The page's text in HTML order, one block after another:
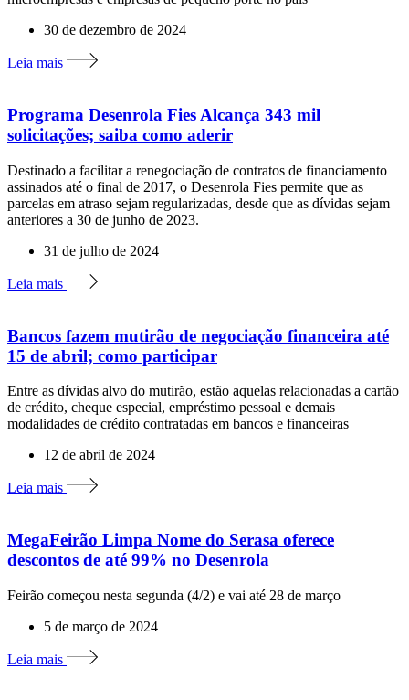
30 de dezembro de 2024
Leia mais
Programa Desenrola Fies Alcança 343 mil
solicitações; saiba como aderir
Destinado a facilitar a renegociação de contratos de financiamento
assinados até o final de 2017, o Desenrola Fies permite que as
parcelas em atraso sejam regularizadas, desde que as dívidas sejam
anteriores a 30 de junho de 2023.
31 de julho de 2024
Leia mais
Bancos fazem mutirão de negociação financeira até
15 de abril; como participar
Entre as dívidas alvo do mutirão, estão aquelas relacionadas a cartão
de crédito, cheque especial, empréstimo pessoal e demais
modalidades de crédito contratadas em bancos e financeiras
12 de abril de 2024
Leia mais
MegaFeirão Limpa Nome do Serasa oferece
descontos de até 99% no Desenrola
Feirão começou nesta segunda (4/2) e vai até 28 de março
5 de março de 2024
Leia mais